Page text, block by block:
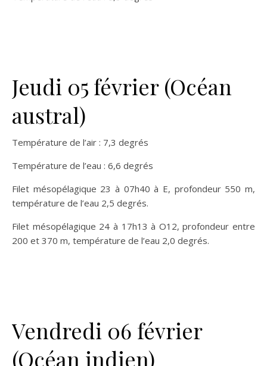
Jeudi 05 février (Océan
austral)
Température de l’air : 7,3 degrés
Température de l’eau : 6,6 degrés
Filet mésopélagique 23 à 07h40 à E, profondeur 550 m,
température de l’eau 2,5 degrés.
Filet mésopélagique 24 à 17h13 à O12, profondeur entre
200 et 370 m, température de l’eau 2,0 degrés.
Vendredi 06 février
(Océan indien)